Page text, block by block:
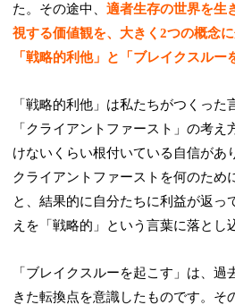
た。その途中、適者生存の世界を生
視する価値観を、大きく2つの概念
「戦略的利他」と「ブレイクスルー
「戦略的利他」は私たちがつくった
「クライアントファースト」の考え
けないくらい根付いている自信があ
クライアントファーストを何のため
と、結果的に自分たちに利益が返っ
えを「戦略的」という言葉に落とし
「ブレイクスルーを起こす」は、過
きた転換点を意識したものです。そ